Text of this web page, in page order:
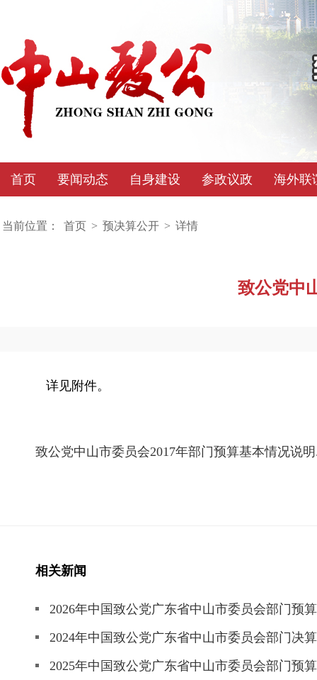
首页 要闻动态 自身建设 参政议政 海外联
当前位置： 首页 > 预决算公开 > 详情
致公党中
详见附件。
致公党中山市委员会2017年部门预算基本情况说
相关新闻
2026年中国致公党广东省中山市委员会部门预算
2024年中国致公党广东省中山市委员会部门决算
2025年中国致公党广东省中山市委员会部门预算